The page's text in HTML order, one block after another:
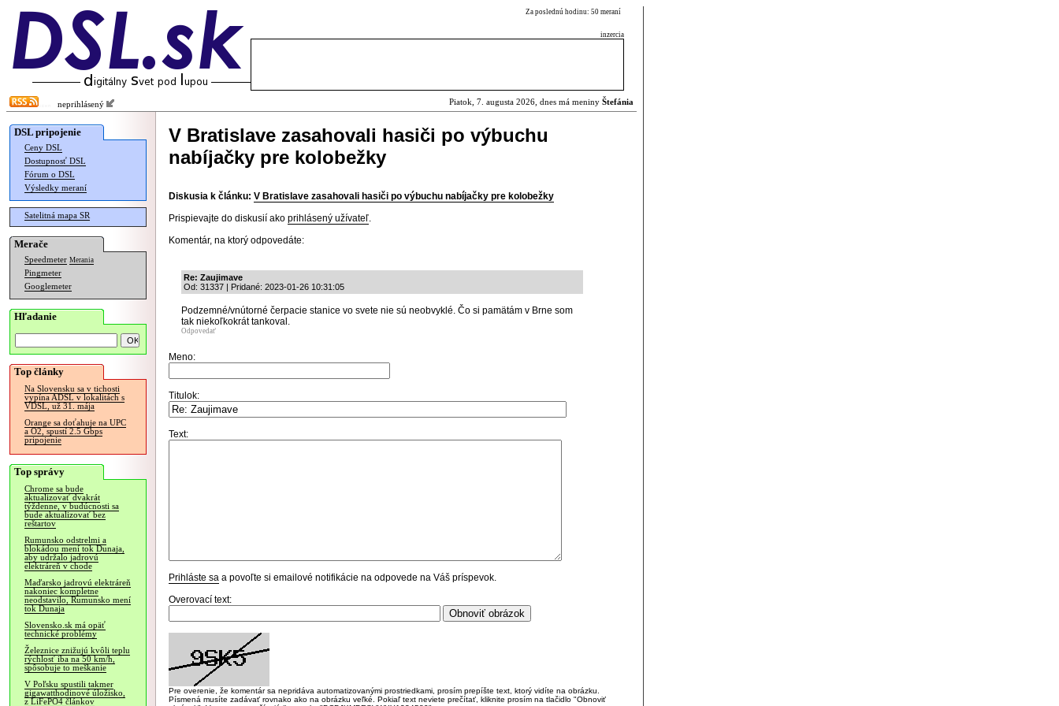
Za poslednú hodinu: 50 meraní
inzercia
neprihlásený Piatok, 7. augusta 2026, dnes má meniny Štefánia
DSL pripojenie
Ceny DSL
Dostupnosť DSL
Fórum o DSL
Výsledky meraní
Satelitná mapa SR
Merače
Speedmeter Merania
Pingmeter
Googlemeter
Hľadanie
Top články
Na Slovensku sa v tichosti
vypína ADSL v lokalitách s
VDSL, už 31. mája
Orange sa doťahuje na UPC
a O2, spustí 2.5 Gbps
pripojenie
Top správy
Chrome sa bude
aktualizovať dvakrát
týždenne, v budúcnosti sa
bude aktualizovať bez
reštartov
Rumunsko odstrelmi a
blokádou mení tok Dunaja,
aby udržalo jadrovú
elektráreň v chode
Maďarsko jadrovú elektráreň
nakoniec kompletne
neodstavilo, Rumunsko mení
tok Dunaja
Slovensko.sk má opäť
technické problémy
Železnice znižujú kvôli teplu
rýchlosť iba na 50 km/h,
spôsobuje to meškanie
V Poľsku spustili takmer
gigawatthodinové úložisko,
z LiFePO4 článkov
V Bratislave zasahovali hasiči po výbuchu
nabíjačky pre kolobežky
Diskusia k článku: V Bratislave zasahovali hasiči po výbuchu nabíjačky pre kolobežky
Prispievajte do diskusií ako prihlásený užívateľ.
Komentár, na ktorý odpovedáte:
Re: Zaujimave
Od: 31337 | Pridané: 2023-01-26 10:31:05
Podzemné/vnútorné čerpacie stanice vo svete nie sú neobvyklé. Čo si pamätám v Brne som
tak niekoľkokrát tankoval.
Odpovedať
Meno:
Titulok:
Text:
Prihláste sa a povoľte si emailové notifikácie na odpovede na Váš príspevok.
Overovací text:
Pre overenie, že komentár sa nepridáva automatizovanými prostriedkami, prosím prepíšte text, ktorý vidíte na obrázku.
Písmená musíte zadávať rovnako ako na obrázku veľké. Pokiaľ text neviete prečítať, kliknite prosím na tlačidlo "Obnoviť